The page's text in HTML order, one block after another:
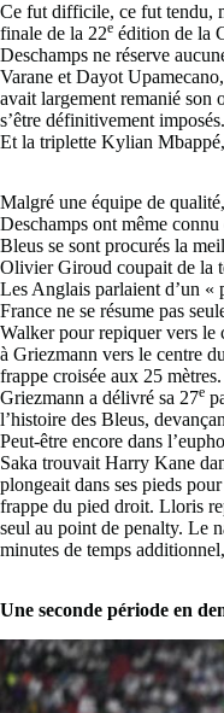
Ce fut difficile, ce fut tendu,
finale de la 22e édition de la
Deschamps ne réserve
Varane et Dayot
avait largement remanié son
s’être définitivement
Et la triplette Kylian
Malgré une équipe de
Deschamps ont même
Bleus se sont procurés la
Olivier Giroud coupait de la
Les Anglais parlaient d’un «
France ne se résume pas
Walker pour repiquer vers le
à Griezmann vers le centre
frappe croisée aux 25
Griezmann a délivré sa 27e
l’histoire des Bleus,
Peut-être encore dans
Saka trouvait Harry Kane
plongeait dans ses pieds
frappe du pied droit. Lloris
seul au point de penalty. Le
minutes de temps
Une seconde période en